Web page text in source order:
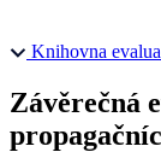
Knihovna
Závěrečná